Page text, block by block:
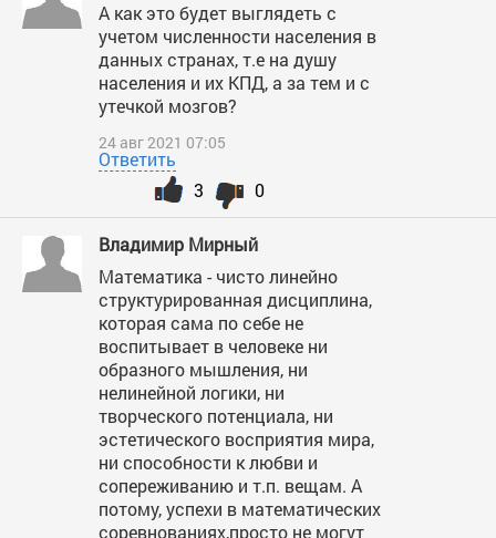
А как это будет выглядеть с
учетом численности населения в
данных странах, т.е на душу
населения и их КПД, а за тем и с
утечкой мозгов?
24 авг 2021 07:05
Ответить
0
3
Владимир Мирный
Математика - чисто линейно
структурированная дисциплина,
которая сама по себе не
воспитывает в человеке ни
образного мышления, ни
нелинейной логики, ни
творческого потенциала, ни
эстетического восприятия мира,
ни способности к любви и
сопереживанию и т.п. вещам. А
потому, успехи в математических
соревнованиях,просто не могут